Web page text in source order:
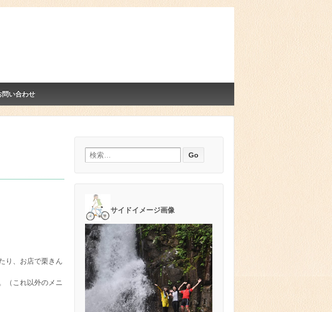
問い合わせ
り、お店で栗きん
（これ以外のメニ
検索:
サイドイメージ画像